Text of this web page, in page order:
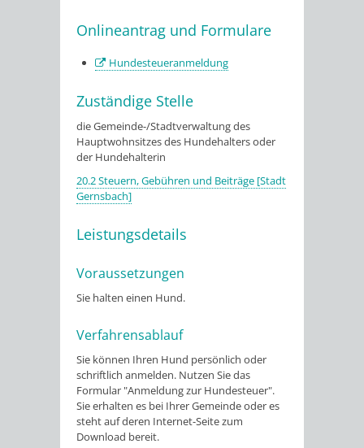
Onlineantrag und Formulare
Hundesteueranmeldung
Zuständige Stelle
die Gemeinde-/Stadtverwaltung des
Hauptwohnsitzes des Hundehalters oder
der Hundehalterin
20.2 Steuern, Gebühren und Beiträge [Stadt
Gernsbach]
Leistungsdetails
Voraussetzungen
Sie halten einen Hund.
Verfahrensablauf
Sie können Ihren Hund persönlich oder
schriftlich anmelden. Nutzen Sie das
Formular "Anmeldung zur Hundesteuer".
Sie erhalten es bei Ihrer Gemeinde oder es
steht auf deren Internet-Seite zum
Download bereit.